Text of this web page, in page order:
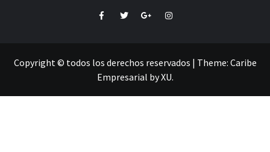
FacebookTwitterGoogle+Instagram
Copyright © todos los derechos reservados | Theme: Caribe
Empresarial byXU.